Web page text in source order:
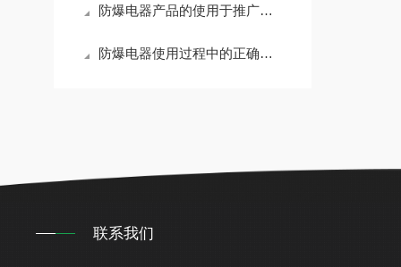
防爆电器产品的使用于推广日趋成熟
防爆电器使用过程中的正确维护
联系我们